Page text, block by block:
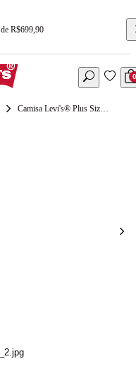
R$699,90
0
Camisa Levi's® Plus Size Ultimate Western